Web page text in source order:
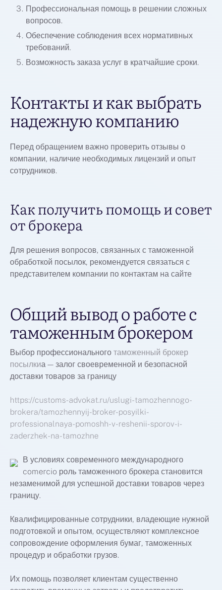
Профессиональная помощь в решении сложных
вопросов.
Обеспечение соблюдения всех нормативных
требований.
Возможность заказа услуг в кратчайшие сроки.
Контакты и как выбрать
надежную компанию
Перед обращением важно проверить отзывы о
компании, наличие необходимых лицензий и опыт
сотрудников.
Как получить помощь и совет
от брокера
Для решения вопросов, связанных с таможенной
обработкой посылок, рекомендуется связаться с
представителем компании по контактам на сайте
Общий вывод о работе с
таможенным брокером
Выбор профессионального таможенный брокер
посылкиа — залог своевременной и безопасной
доставки товаров за границу
https://customs-advokat.ru/uslugi-tamozhennogo-
brokera/tamozhennyij-broker-posyilki-
professionalnaya-pomoshh-v-reshenii-sporov-i-
zaderzhek-na-tamozhne
В условиях современного международного
comercio роль таможенного брокера становится
незаменимой для успешной доставки товаров через
границу.
Квалифицированные сотрудники, владеющие нужной
подготовкой и опытом, осуществляют комплексное
сопровождение оформления бумаг, таможенных
процедур и обработки грузов.
Их помощь позволяет клиентам существенно